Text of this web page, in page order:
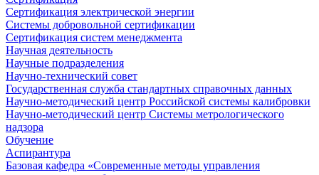
Сертификация электрической энергии
Системы добровольной сертификации
Сертификация систем менеджмента
Научная деятельность
Научные подразделения
Научно-технический совет
Государственная служба стандартных справочных данных
Научно-методический центр Российской системы калибровки
Научно-методический центр Системы метрологического
надзора
Обучение
Аспирантура
Базовая кафедра «Современные методы управления